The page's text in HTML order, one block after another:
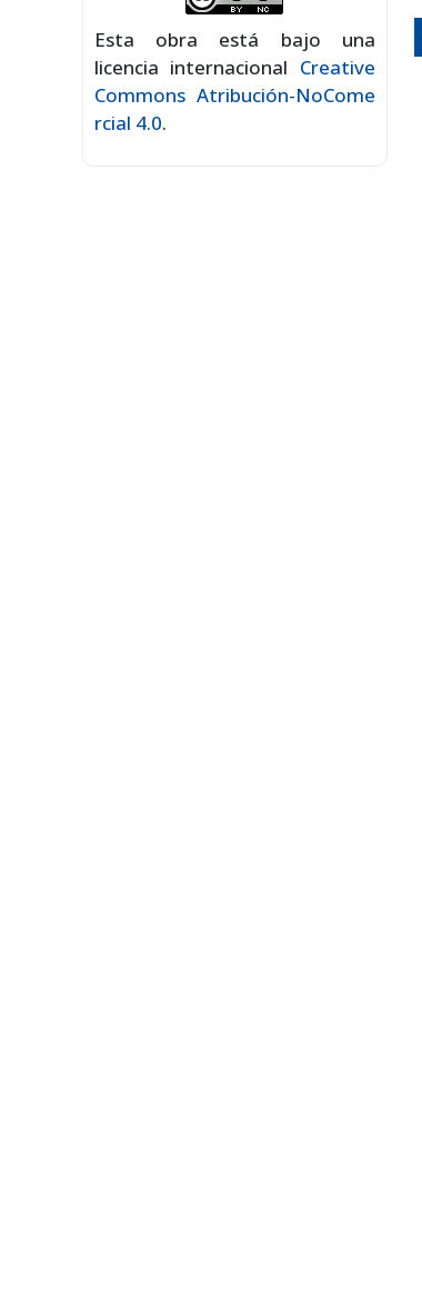
Esta obra está bajo una
licencia internacional Creative
Commons Atribución-NoCome
rcial 4.0.